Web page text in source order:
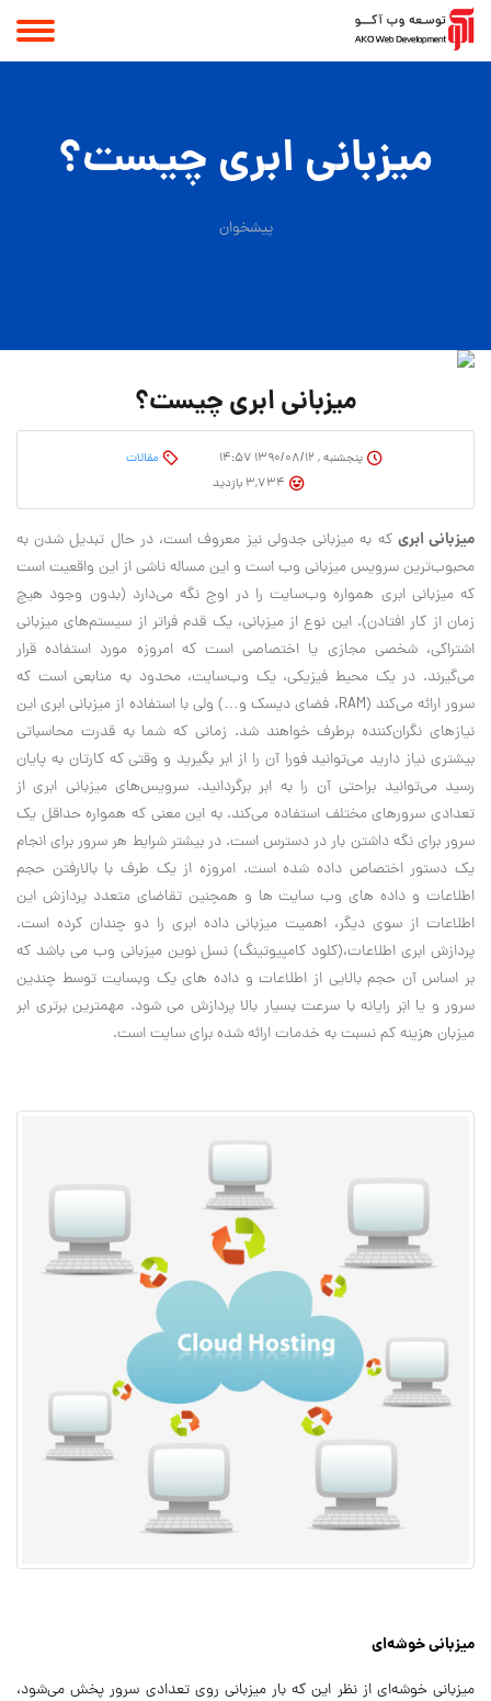
میزبانی ابری چیست؟
پیشخوان
میزبانی ابری چیست؟
پنجشنبه , ۱۳۹۰/۰۸/۱۲ ۱۴:۵۷
مقالات
میزبانی ابری که به میزبانی جدولی نیز معروف است، در حال تبدیل شدن به
محبوب‌ترین سرویس میزبانی وب است و این مساله ناشی از این واقعیت است
که میزبانی ابری همواره وب‌سایت را در اوج نگه می‌دارد (بدون وجود هیچ
زمان از کار افتادن). این نوع از میزبانی، یک قدم فراتر از سیستم‌های میزبانی
اشتراکی، شخصی مجازی یا اختصاصی است که امروزه مورد استفاده قرار
می‌گیرند. در یک محیط فیزیکی، یک وب‌سایت، محدود به منابعی است که
سرور ارائه می‌کند (RAM، فضای دیسک و…) ولی با استفاده از میزبانی ابری این
نیازهای نگران‌کننده برطرف خواهند شد. زمانی که شما به قدرت محاسباتی
بیشتری نیاز دارید می‌توانید فورا آن را از ابر بگیرید و وقتی که کارتان به پایان
رسید می‌توانید براحتی آن را به ابر برگردانید. سرویس‌های میزبانی ابری از
تعدادی سرورهای مختلف استفاده می‌کند. به این معنی که همواره حداقل یک
سرور برای نگه داشتن بار در دسترس است. در بیشتر شرایط هر سرور برای انجام
یک دستور اختصاص داده شده است. امروزه از یک طرف با بالارفتن حجم
اطلاعات و داده های وب سایت ها و همچنین تقاضای متعدد پردازش این
اطلاعات از سوی دیگر، اهمیت میزبانی داده ابری را دو چندان کرده است.
پردازش ابری اطلاعات،(کلود کامپیوتینگ) نسل نوین میزبانی وب می باشد که
بر اساس آن حجم بالایی از اطلاعات و داده های یک وبسایت توسط چندین
سرور و یا ابَر رایانه با سرعت بسیار بالا پردازش می شود. مهمترین برتری ابر
میزبان هزینه کم نسبت به خدمات ارائه شده برای سایت است.
میزبانی خوشه‌ای
میزبانی خوشه‌ای از نظر این که بار میزبانی روی تعدادی سرور پخش می‌شود،